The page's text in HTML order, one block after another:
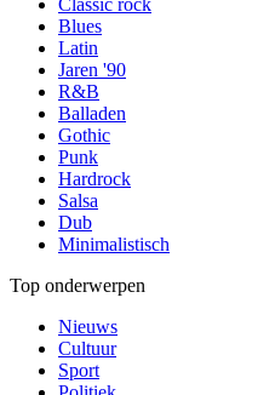
Classic rock
Blues
Latin
Jaren '90
R&B
Balladen
Gothic
Punk
Hardrock
Salsa
Dub
Minimalistisch
Top onderwerpen
Nieuws
Cultuur
Sport